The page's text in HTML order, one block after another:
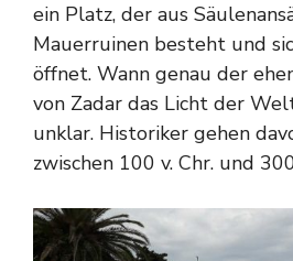
ein Platz, der aus
Mauerruinen besteht und
öffnet. Wann genau der
von Zadar das Licht der
unklar. Historiker gehen
zwischen 100 v. Chr. und